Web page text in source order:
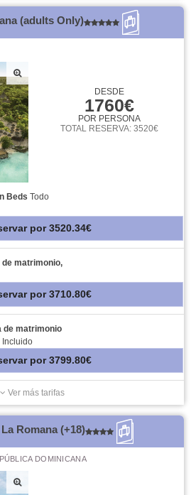
(adults Only)
DESDE
1760€
POR PERSONA
TOTAL RESERVA: 3520€
Beds Todo
por 3520.34€
de matrimonio,
por 3710.80€
de matrimonio
Incluido
por 3799.80€
Ver más tarifas
Romana (+18)
DOMINICANA